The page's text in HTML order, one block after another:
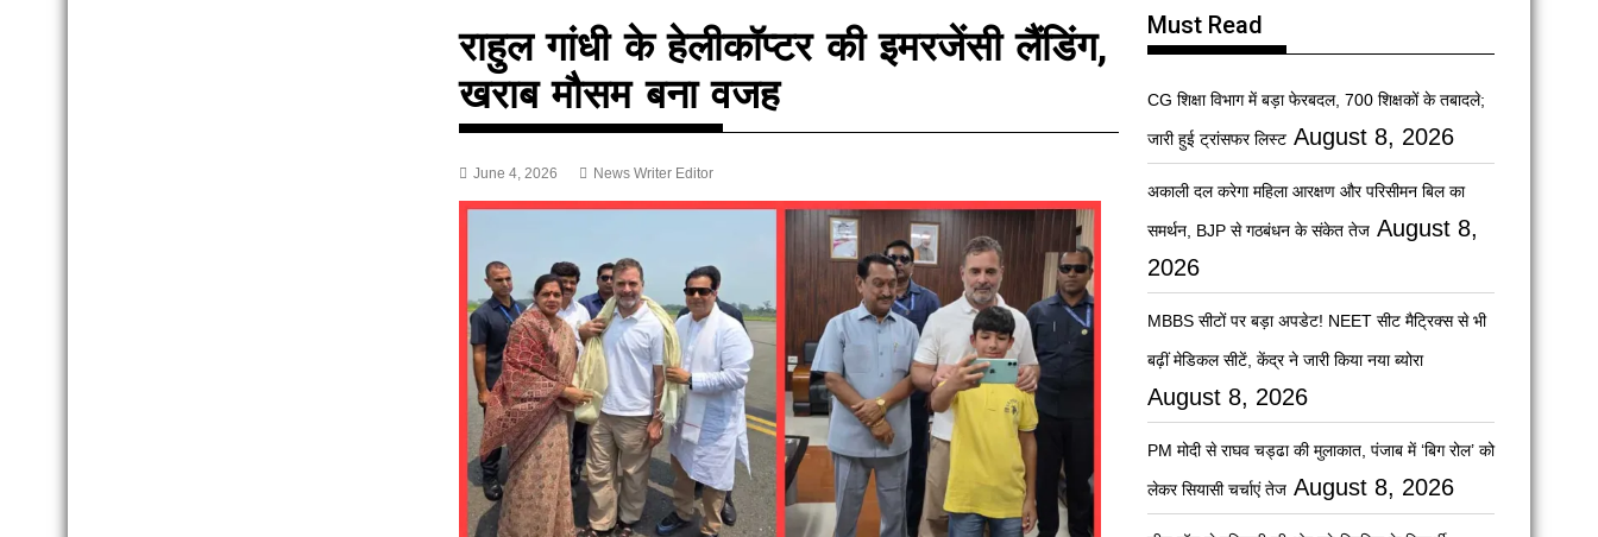
राहुल गांधी के हेलीकॉप्टर की इमरजेंसी लैंडिंग,
खराब मौसम बना वजह
June 4, 2026 News Writer Editor
Must Read
CG शिक्षा विभाग में बड़ा फेरबदल, 700 शिक्षकों के तबादले;
जारी हुई ट्रांसफर लिस्ट August 8, 2026
अकाली दल करेगा महिला आरक्षण और परिसीमन बिल का
समर्थन, BJP से गठबंधन के संकेत तेज August 8,
2026
MBBS सीटों पर बड़ा अपडेट! NEET सीट मैट्रिक्स से भी
बढ़ीं मेडिकल सीटें, केंद्र ने जारी किया नया ब्योरा
August 8, 2026
PM मोदी से राघव चड्ढा की मुलाकात, पंजाब में ‘बिग रोल’ को
लेकर सियासी चर्चाएं तेज August 8, 2026